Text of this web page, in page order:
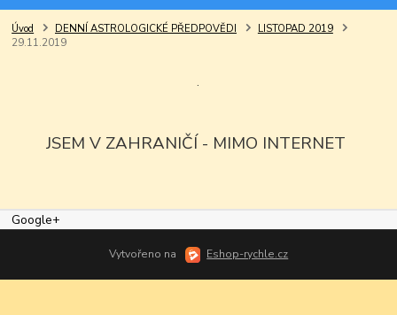
Úvod DENNÍ ASTROLOGICKÉ PŘEDPOVĚDI
LISTOPAD 2019
29.11.2019
.
JSEM V ZAHRANIČÍ - MIMO INTERNET
Google+
Vytvořeno na Eshop-rychle.cz